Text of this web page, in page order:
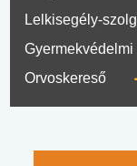
Lelkisegély-
Orvoskereső